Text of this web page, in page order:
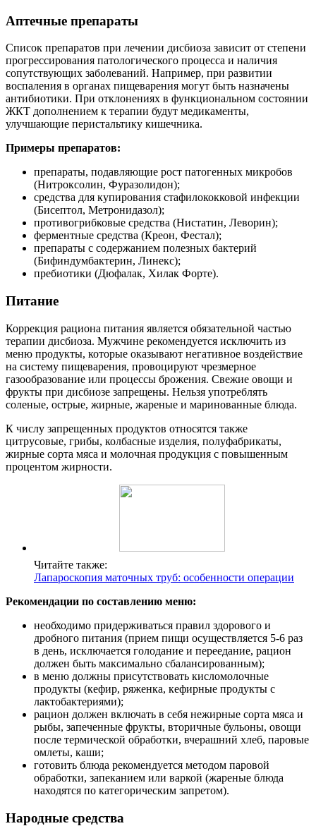
Аптечные препараты
Список препаратов при лечении дисбиоза зависит от степени
прогрессирования патологического процесса и наличия
сопутствующих заболеваний. Например, при развитии
воспаления в органах пищеварения могут быть назначены
антибиотики. При отклонениях в функциональном состоянии
ЖКТ дополнением к терапии будут медикаменты,
улучшающие перистальтику кишечника.
Примеры препаратов:
препараты, подавляющие рост патогенных микробов
(Нитроксолин, Фуразолидон);
средства для купирования стафилококковой инфекции
(Бисептол, Метронидазол);
противогрибковые средства (Нистатин, Леворин);
ферментные средства (Креон, Фестал);
препараты с содержанием полезных бактерий
(Бифиндумбактерин, Линекс);
пребиотики (Дюфалак, Хилак Форте).
Питание
Коррекция рациона питания является обязательной частью
терапии дисбиоза. Мужчине рекомендуется исключить из
меню продукты, которые оказывают негативное воздействие
на систему пищеварения, провоцируют чрезмерное
газообразование или процессы брожения. Свежие овощи и
фрукты при дисбиозе запрещены. Нельзя употреблять
соленые, острые, жирные, жареные и маринованные блюда.
К числу запрещенных продуктов относятся также
цитрусовые, грибы, колбасные изделия, полуфабрикаты,
жирные сорта мяса и молочная продукция с повышенным
процентом жирности.
Читайте также:
Лапароскопия маточных труб: особенности операции
Рекомендации по составлению меню:
необходимо придерживаться правил здорового и
дробного питания (прием пищи осуществляется 5-6 раз
в день, исключается голодание и переедание, рацион
должен быть максимально сбалансированным);
в меню должны присутствовать кисломолочные
продукты (кефир, ряженка, кефирные продукты с
лактобактериями);
рацион должен включать в себя нежирные сорта мяса и
рыбы, запеченные фрукты, вторичные бульоны, овощи
после термической обработки, вчерашний хлеб, паровые
омлеты, каши;
готовить блюда рекомендуется методом паровой
обработки, запеканием или варкой (жареные блюда
находятся по категорическим запретом).
Народные средства